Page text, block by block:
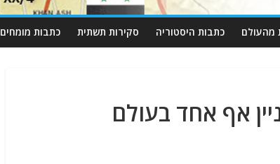
מהעולם כתבות היסטוריה סקירות תשתית כתבות מומחים
אף אחד בעולם